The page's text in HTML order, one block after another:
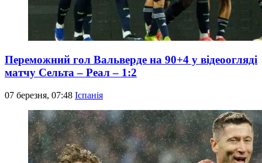
Переможний гол Вальверде на 90+4 у відеоогляді
матчу Сельта – Реал – 1:2
07 березня, 07:48 Іспанія